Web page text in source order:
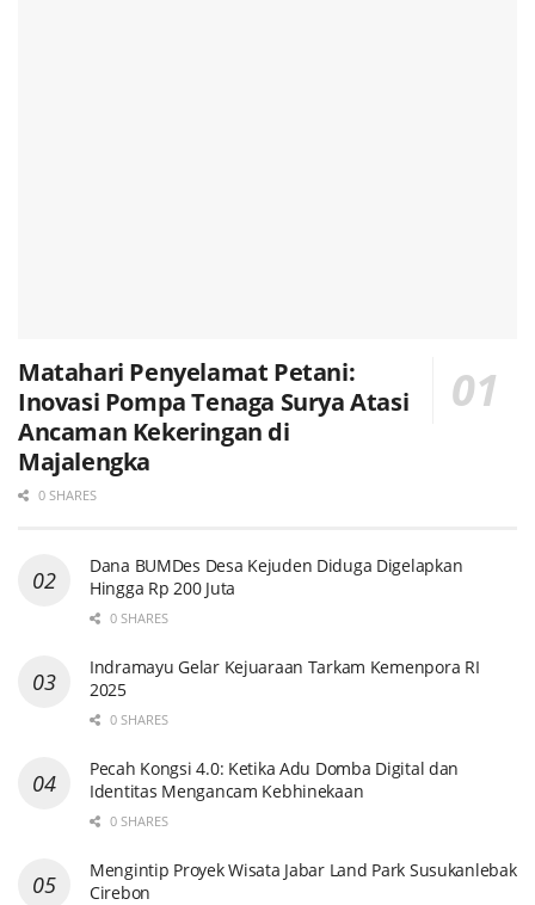
Matahari Penyelamat Petani:
Inovasi Pompa Tenaga Surya Atasi
Ancaman Kekeringan di
Majalengka
0 SHARES
Dana BUMDes Desa Kejuden Diduga Digelapkan
Hingga Rp 200 Juta
0 SHARES
Indramayu Gelar Kejuaraan Tarkam Kemenpora RI
2025
0 SHARES
Pecah Kongsi 4.0: Ketika Adu Domba Digital dan
Identitas Mengancam Kebhinekaan
0 SHARES
Mengintip Proyek Wisata Jabar Land Park Susukanlebak
Cirebon